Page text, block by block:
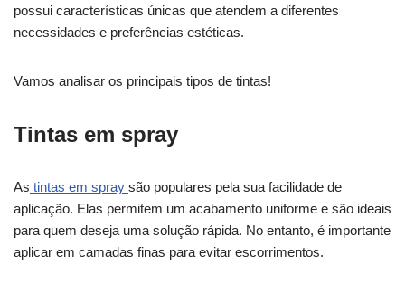
possui características únicas que atendem a diferentes
necessidades e preferências estéticas.
Vamos analisar os principais tipos de tintas!
Tintas em spray
As tintas em spray são populares pela sua facilidade de
aplicação. Elas permitem um acabamento uniforme e são ideais
para quem deseja uma solução rápida. No entanto, é importante
aplicar em camadas finas para evitar escorrimentos.